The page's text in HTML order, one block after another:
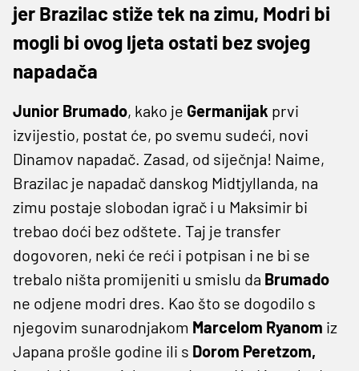
jer Brazilac stiže tek na zimu, Modri bi
mogli bi ovog ljeta ostati bez svojeg
napadača
Junior Brumado, kako je Germanijak prvi
izvijestio, postat će, po svemu sudeći, novi
Dinamov napadač. Zasad, od siječnja! Naime,
Brazilac je napadač danskog Midtjyllanda, na
zimu postaje slobodan igrač i u Maksimir bi
trebao doći bez odštete. Taj je transfer
dogovoren, neki će reći i potpisan i ne bi se
trebalo ništa promijeniti u smislu da Brumado
ne odjene modri dres. Kao što se dogodilo s
njegovim sunarodnjakom Marcelom Ryanom iz
Japana prošle godine ili s Dorom Peretzom,